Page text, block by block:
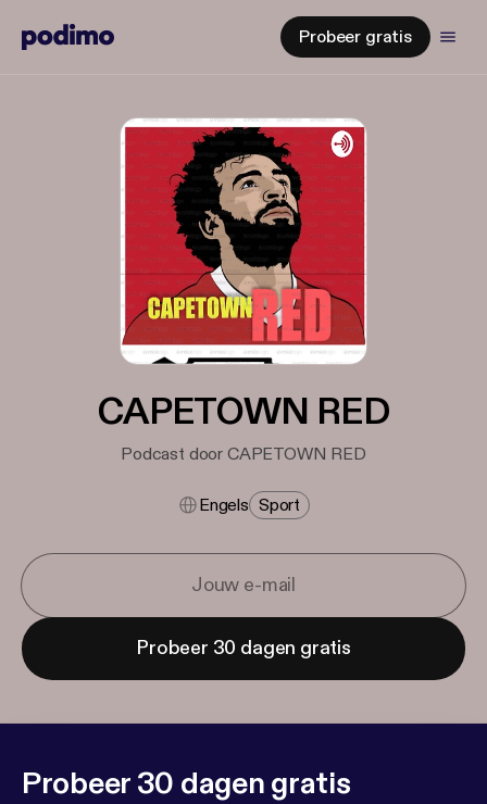
Probeer gratis
CAPETOWN RED
Podcast door CAPETOWN RED
Engels Sport
Probeer 30 dagen gratis
Probeer 30 dagen gratis